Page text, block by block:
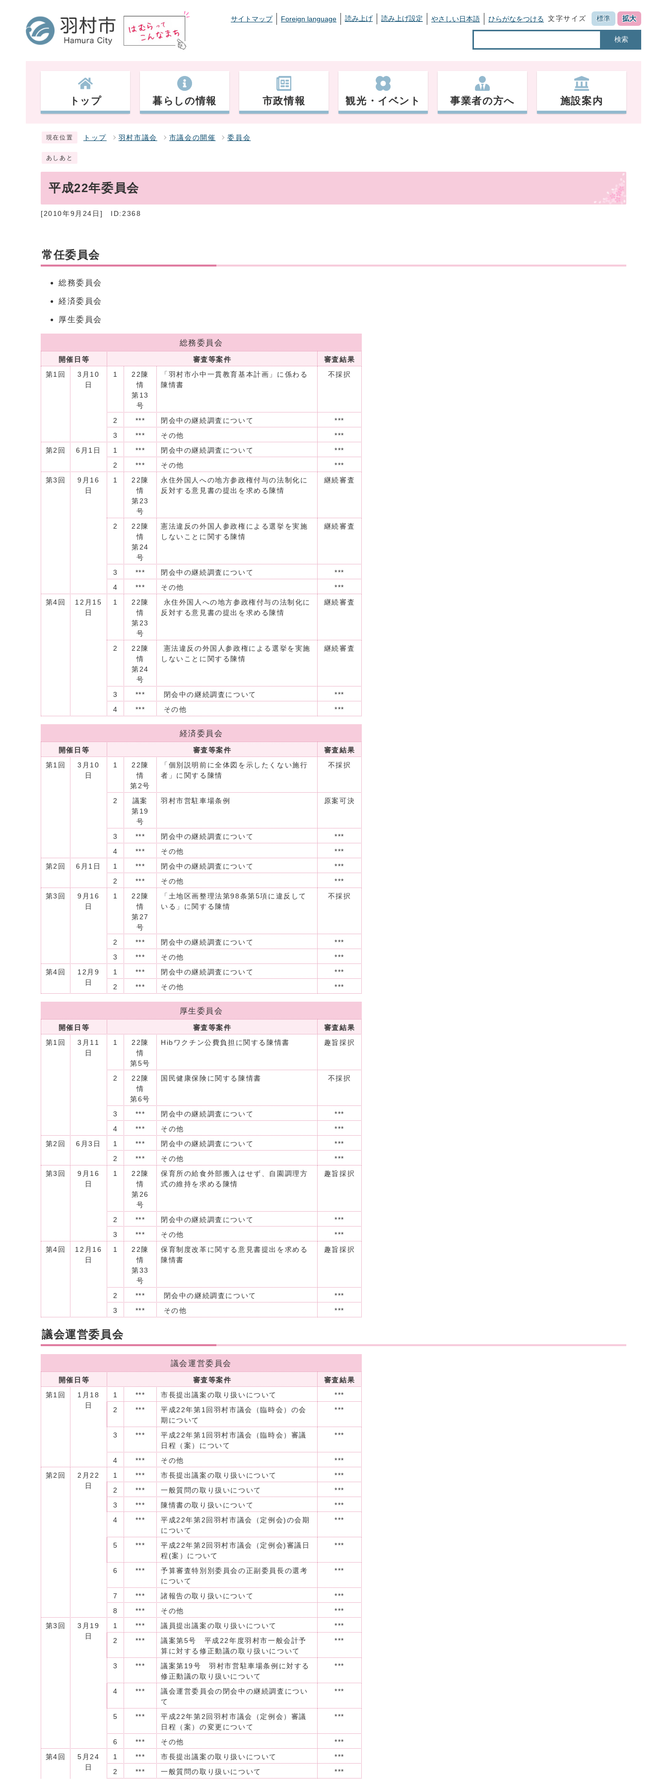
サイトマップ Foreign language 読み上げ 読み上げ設定 やさしい日本語 ひらがなをつける 文字サイズ 標準 拡大
検索
トップ 暮らしの情報 市政情報 観光・イベント 事業者の方へ 施設案内
現在位置 トップ 羽村市議会 市議会の開催 委員会
あしあと
平成22年委員会
[2010年9月24日] ID:2368
常任委員会
総務委員会
経済委員会
厚生委員会
総務委員会
開催日等 審査等案件
審査結果
第1回
3月10
日
1
22陳
情
第13
号
「羽村市小中一貫教育基本計画」に係わる
陳情書
不採択
2 *** 閉会中の継続調査について
***
3
*** その他
***
第2回
6月1日 1 *** 閉会中の継続調査について
***
2
*** その他
***
第3回
9月16
日
1
22陳
情
第23
号
永住外国人への地方参政権付与の法制化に
反対する意見書の提出を求める陳情
継続審査
2
22陳
情
第24
号
憲法違反の外国人参政権による選挙を実施
しないことに関する陳情
継続審査
3 *** 閉会中の継続調査について
***
4
*** その他
***
第4回
12月15
日
1
22陳
情
第23
号
永住外国人への地方参政権付与の法制化に
反対する意見書の提出を求める陳情
継続審査
2
22陳
情
第24
号
憲法違反の外国人参政権による選挙を実施
しないことに関する陳情
継続審査
3 *** 閉会中の継続調査について
***
4
*** その他 ***
経済委員会
開催日等 審査等案件
審査結果
第1回
3月10
日
1
22陳
情
第2号
「個別説明前に全体図を示したくない施行
者」に関する陳情
不採択
2
議案
第19
号
羽村市営駐車場条例 原案可決
3 *** 閉会中の継続調査について
***
4
*** その他
***
第2回
6月1日 1 *** 閉会中の継続調査について
***
2
*** その他
***
第3回
9月16
日
1
22陳
情
第27
号
「土地区画整理法第98条第5項に違反して
いる」に関する陳情
不採択
2 *** 閉会中の継続調査について
***
3
*** その他
***
第4回
12月9
日
1 *** 閉会中の継続調査について
***
2
*** その他 ***
厚生委員会
開催日等 審査等案件
審査結果
第1回
3月11
日
1
22陳
情
第5号
Hibワクチン公費負担に関する陳情書 趣旨採択
2
22陳
情
第6号
国民健康保険に関する陳情書 不採択
3 *** 閉会中の継続調査について
***
4
*** その他
***
第2回
6月3日 1 *** 閉会中の継続調査について
***
2
*** その他
***
第3回
9月16
日
1
22陳
情
第26
号
保育所の給食外部搬入はせず、自園調理方
式の維持を求める陳情
趣旨採択
2 *** 閉会中の継続調査について
***
3
*** その他
***
第4回
12月16
日
1
22陳
情
第33
号
保育制度改革に関する意見書提出を求める
陳情書
趣旨採択
2 *** 閉会中の継続調査について
***
3
*** その他 ***
議会運営委員会
議会運営委員会
開催日等 審査等案件
審査結果
第1回
1月18
日
1 *** 市長提出議案の取り扱いについて
***
2
***
平成22年第1回羽村市議会（臨時会）の会
期について
***
3 ***
平成22年第1回羽村市議会（臨時会）審議
日程（案）について
***
4 *** その他
***
第2回
2月22
日
1 *** 市長提出議案の取り扱いについて
***
2
*** 一般質問の取り扱いについて
***
3
*** 陳情書の取り扱いについて
***
4
***
平成22年第2回羽村市議会（定例会)の会期
について
***
5 ***
平成22年第2回羽村市議会（定例会)審議日
程(案）について
***
6 ***
予算審査特別別委員会の正副委員長の選考
について
***
7 *** 諸報告の取り扱いについて
***
8
*** その他
***
第3回
3月19
日
1 *** 議員提出議案の取り扱いについて
***
2
***
議案第5号 平成22年度羽村市一般会計予
算に対する修正動議の取り扱いについて
***
3 ***
議案第19号 羽村市営駐車場条例に対する
修正動議の取り扱いについて
***
4 ***
議会運営委員会の閉会中の継続調査につい
て
***
5 ***
平成22年第2回羽村市議会（定例会）審議
日程（案）の変更について
***
6 *** その他
***
第4回
5月24
日
1 *** 市長提出議案の取り扱いについて
***
2
*** 一般質問の取り扱いについて ***